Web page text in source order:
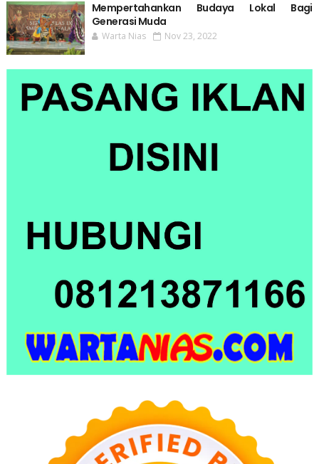
Mempertahankan Budaya Lokal Bagi
Generasi Muda
Warta Nias Nov 23, 2022